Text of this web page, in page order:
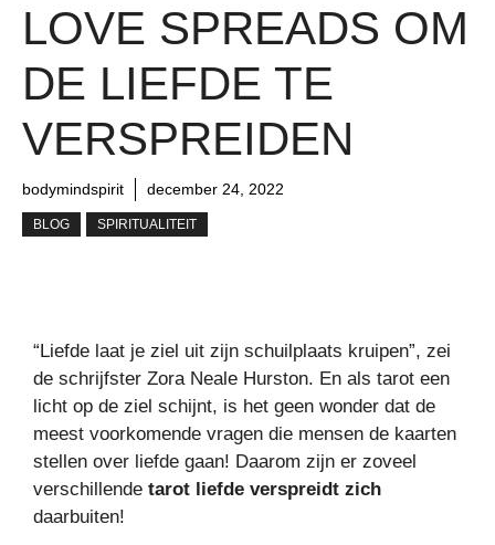
LOVE SPREADS OM
DE LIEFDE TE
VERSPREIDEN
bodymindspirit december 24, 2022
BLOG SPIRITUALITEIT
“Liefde laat je ziel uit zijn schuilplaats kruipen”, zei
de schrijfster Zora Neale Hurston. En als tarot een
licht op de ziel schijnt, is het geen wonder dat de
meest voorkomende vragen die mensen de kaarten
stellen over liefde gaan! Daarom zijn er zoveel
verschillende tarot liefde verspreidt zich
daarbuiten!